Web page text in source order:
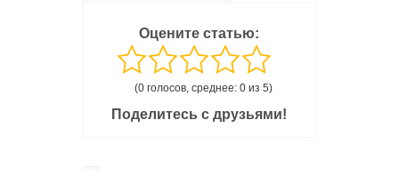
Оцените статью:
(0 голосов, среднее: 0 из 5)
Поделитесь с друзьями!